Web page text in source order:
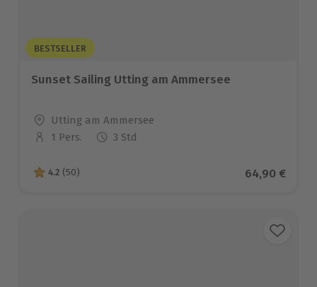
BESTSELLER
Sunset Sailing Utting am Ammersee
Standort
Utting am Ammersee
Anzahl der Teilnehmer
1 Pers. 3 Std
4.2 von 5 Sternen basierend auf 50 Bewertungen
4.2 (50) Aktueller
64,90 €